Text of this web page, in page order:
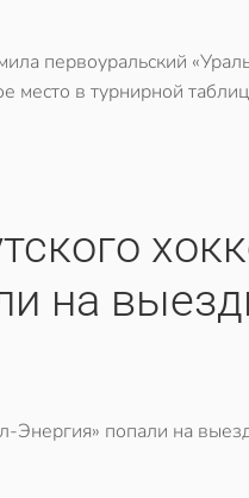
первоуральский
место в турнирной
на
Энергия» попали на